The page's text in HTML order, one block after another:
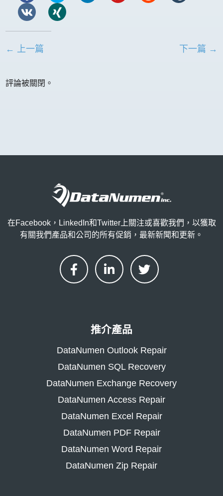
← 上一篇 下一篇 →
評論被關閉。
在Facebook，LinkedIn和Twitter上關注或喜歡我們，以獲取
有關我們產品和公司的所有促銷，最新新聞和更新。
推介產品
DataNumen Outlook Repair
DataNumen SQL Recovery
DataNumen Exchange Recovery
DataNumen Access Repair
DataNumen Excel Repair
DataNumen PDF Repair
DataNumen Word Repair
DataNumen Zip Repair